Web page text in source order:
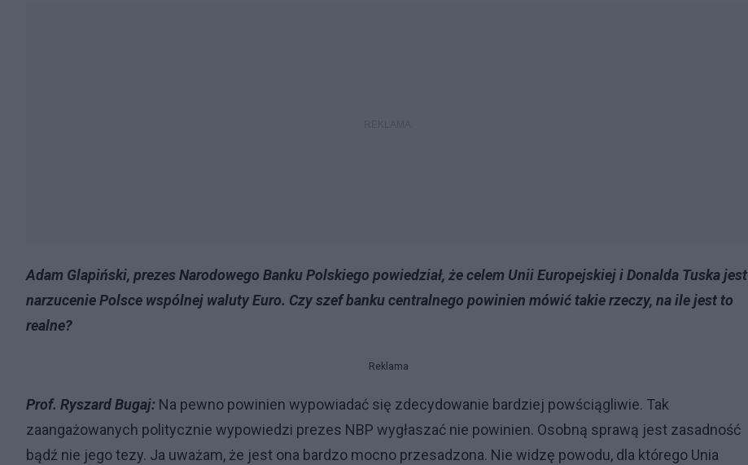
Adam Glapiński, prezes Narodowego Banku Polskiego powiedział, że celem Unii Europejskiej i Donalda Tuska jest
narzucenie Polsce wspólnej waluty Euro. Czy szef banku centralnego powinien mówić takie rzeczy, na ile jest to
realne?
Reklama
Prof. Ryszard Bugaj: Na pewno powinien wypowiadać się zdecydowanie bardziej powściągliwie. Tak
zaangażowanych politycznie wypowiedzi prezes NBP wygłaszać nie powinien. Osobną sprawą jest zasadność
bądź nie jego tezy. Ja uważam, że jest ona bardzo mocno przesadzona. Nie widzę powodu, dla którego Unia